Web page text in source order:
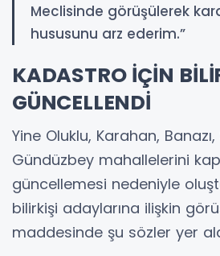
Meclisinde görüşülerek
hususunu arz ederim.”
KADASTRO İÇİN
GÜNCELLENDİ
Yine Oluklu, Karahan,
Gündüzbey mahallelerini
güncellemesi nedeniyle
bilirkişi adaylarına ilişkin
maddesinde şu sözler yer